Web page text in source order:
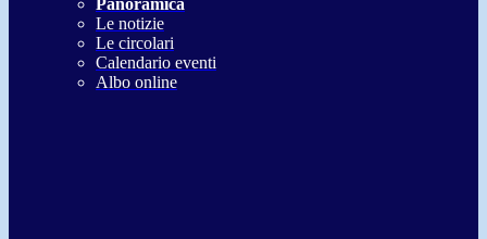
Panoramica
Le notizie
Le circolari
Calendario eventi
Albo online